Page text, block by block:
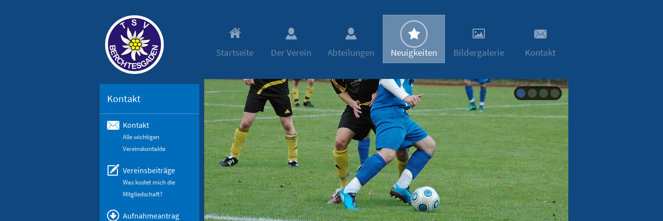
Startseite Der Verein Abteilungen Neuigkeiten Bildergalerie Kontakt
Kontakt
Kontakt
Alle wichtigen
Vereinskontakte
Vereinsbeiträge
Was kostet mich die
Mitgliedschaft?
Aufnahmeantrag